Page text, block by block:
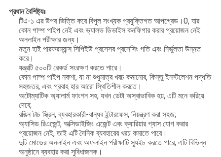
প্রধান বৈশিষ্ট্যঃ
টিএ-১ এর উপর ভিত্তি করে বিপুল সংখ্যক প্রযুক্তিগত আপগ্রেড।0, যার
কোন পাম্প পাইপ নেই এবং ভ্যালভ ডিভাইস কনফিগার করার প্রয়োজন নেই
অনলাইন পরীক্ষার জন্য।
নতুন হাই পারফরম্যান্স সিপিইউ প্রসেসর প্রসেসিং গতি এবং নির্ভুলতা উন্নত
করে।
যন্ত্রটি ৫০০টি রেকর্ড সংরক্ষণ করতে পারে।
কোন পাম্প পাইপ নকশা, যা না শুধুমাত্র খরচ কমানোর, কিন্তু ইনস্টলেশন পদ্ধতি
সহজতর, এবং প্রবাহ হার আরো স্থিতিশীল করতে।
অটোম্যাটিক অ্যালার্ম ফাংশন সহ, যখন ডেটা অস্বাভাবিক হয়, এটি মনে করিয়ে
দেবে;
রঙিন টাচ স্ক্রিন, ব্যবহারকারী-বান্ধব ইন্টারফেস, নিয়ন্ত্রণ করা সহজ;
অ্যাসিড রিএজেন্ট, অক্সিডাইজিং এজেন্ট এবং ক্যারিয়ার গ্যাস যোগ করার
প্রয়োজন নেই, তাই এটি দৈনিক ব্যবহারের খরচ কমাতে পারে।
দুটি মোডের অনলাইন এবং অফলাইন পরীক্ষাটি স্যুইচ করতে পারে, এটি বিভিন্ন
অনুষ্ঠানে ব্যবহার করা সুবিধাজনক।